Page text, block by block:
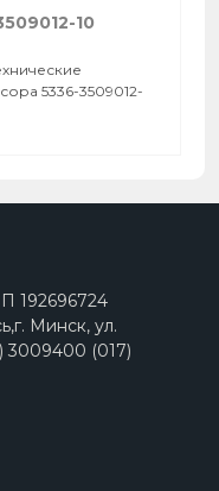
10
5336-3509012-
192696724
Минск, ул.
3009400 (017)